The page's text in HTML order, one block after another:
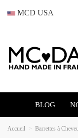
MCD USA
BLOG
Accueil Barrettes à